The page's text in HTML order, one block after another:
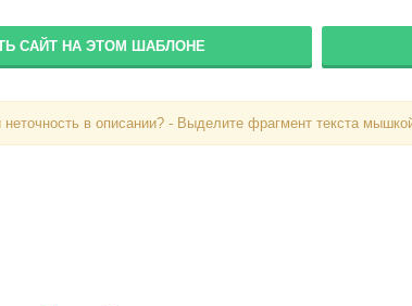
САЙТ НА ЭТОМ ШАБЛОНЕ
неточность в описании? - Выделите фрагмент текста